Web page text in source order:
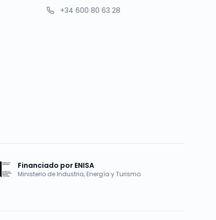
+34 600 80 63 28
Financiado por ENISA
Ministerio de Industria, Energía y Turismo